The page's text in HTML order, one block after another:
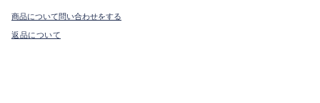
商品について問い合わせをする
返品について